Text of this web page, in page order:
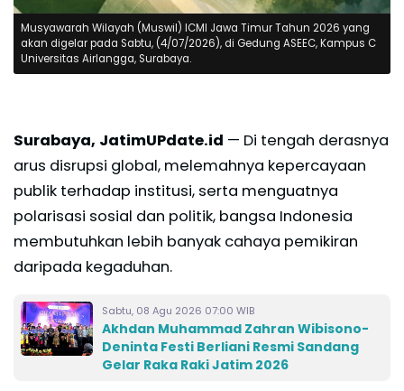
Musyawarah Wilayah (Muswil) ICMI Jawa Timur Tahun 2026 yang
akan digelar pada Sabtu, (4/07/2026), di Gedung ASEEC, Kampus C
Universitas Airlangga, Surabaya.
Surabaya, JatimUPdate.id — Di tengah derasnya
arus disrupsi global, melemahnya kepercayaan
publik terhadap institusi, serta menguatnya
polarisasi sosial dan politik, bangsa Indonesia
membutuhkan lebih banyak cahaya pemikiran
daripada kegaduhan.
Sabtu, 08 Agu 2026 07:00 WIB
Akhdan Muhammad Zahran Wibisono-
Deninta Festi Berliani Resmi Sandang
Gelar Raka Raki Jatim 2026